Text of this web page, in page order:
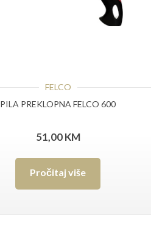
FELCO
PILA PREKLOPNA FELCO 600
51,00KM
Pročitaj više